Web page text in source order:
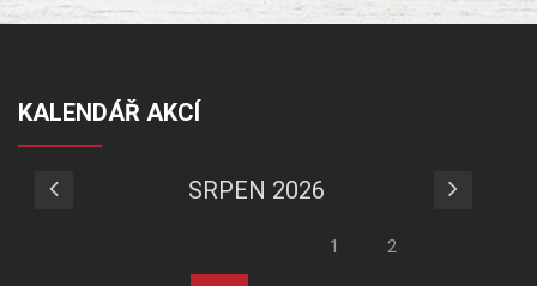
KALENDÁŘ AKCÍ
SRPEN 2026
1 2